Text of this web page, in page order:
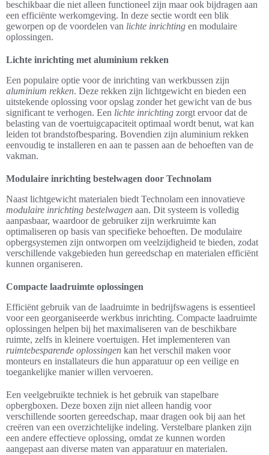
beschikbaar die niet alleen functioneel zijn maar ook bijdragen aan
een efficiënte werkomgeving. In deze sectie wordt een blik
geworpen op de voordelen van lichte inrichting en modulaire
oplossingen.
Lichte inrichting met aluminium rekken
Een populaire optie voor de inrichting van werkbussen zijn
aluminium rekken. Deze rekken zijn lichtgewicht en bieden een
uitstekende oplossing voor opslag zonder het gewicht van de bus
significant te verhogen. Een lichte inrichting zorgt ervoor dat de
belasting van de voertuigcapaciteit optimaal wordt benut, wat kan
leiden tot brandstofbesparing. Bovendien zijn aluminium rekken
eenvoudig te installeren en aan te passen aan de behoeften van de
vakman.
Modulaire inrichting bestelwagen door Technolam
Naast lichtgewicht materialen biedt Technolam een innovatieve
modulaire inrichting bestelwagen aan. Dit systeem is volledig
aanpasbaar, waardoor de gebruiker zijn werkruimte kan
optimaliseren op basis van specifieke behoeften. De modulaire
opbergsystemen zijn ontworpen om veelzijdigheid te bieden, zodat
verschillende vakgebieden hun gereedschap en materialen efficiënt
kunnen organiseren.
Compacte laadruimte oplossingen
Efficiënt gebruik van de laadruimte in bedrijfswagens is essentieel
voor een georganiseerde werkbus inrichting. Compacte laadruimte
oplossingen helpen bij het maximaliseren van de beschikbare
ruimte, zelfs in kleinere voertuigen. Het implementeren van
ruimtebesparende oplossingen kan het verschil maken voor
monteurs en installateurs die hun apparatuur op een veilige en
toegankelijke manier willen vervoeren.
Een veelgebruikte techniek is het gebruik van stapelbare
opbergboxen. Deze boxen zijn niet alleen handig voor
verschillende soorten gereedschap, maar dragen ook bij aan het
creëren van een overzichtelijke indeling. Verstelbare planken zijn
een andere effectieve oplossing, omdat ze kunnen worden
aangepast aan diverse maten van apparatuur en materialen.